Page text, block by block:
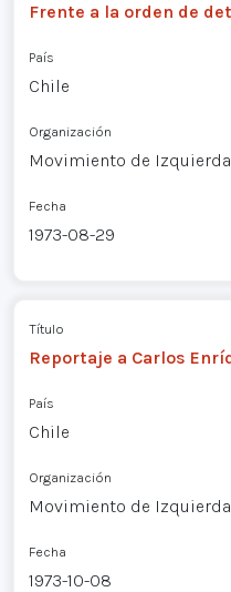
Frente a la orden de
País
Chile
Organización
Movimiento de
Fecha
1973-08-29
Título
Reportaje a Carlos
País
Chile
Organización
Movimiento de
Fecha
1973-10-08